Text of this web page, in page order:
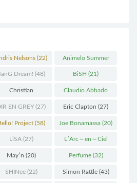
Nelsons (22) Animelo Summer
Live(34)
Dream! (48) BiSH (21)
Christian
(36)
Claudio Abbado
(25)
EN GREY (27) Eric Clapton (27)
Project (58) Joe Bonamassa (20)
LiSA(27) L′Arc～en～Ciel
(41)
May′n (20) Perfume(32)
SHINee(22) Simon Rattle(43)